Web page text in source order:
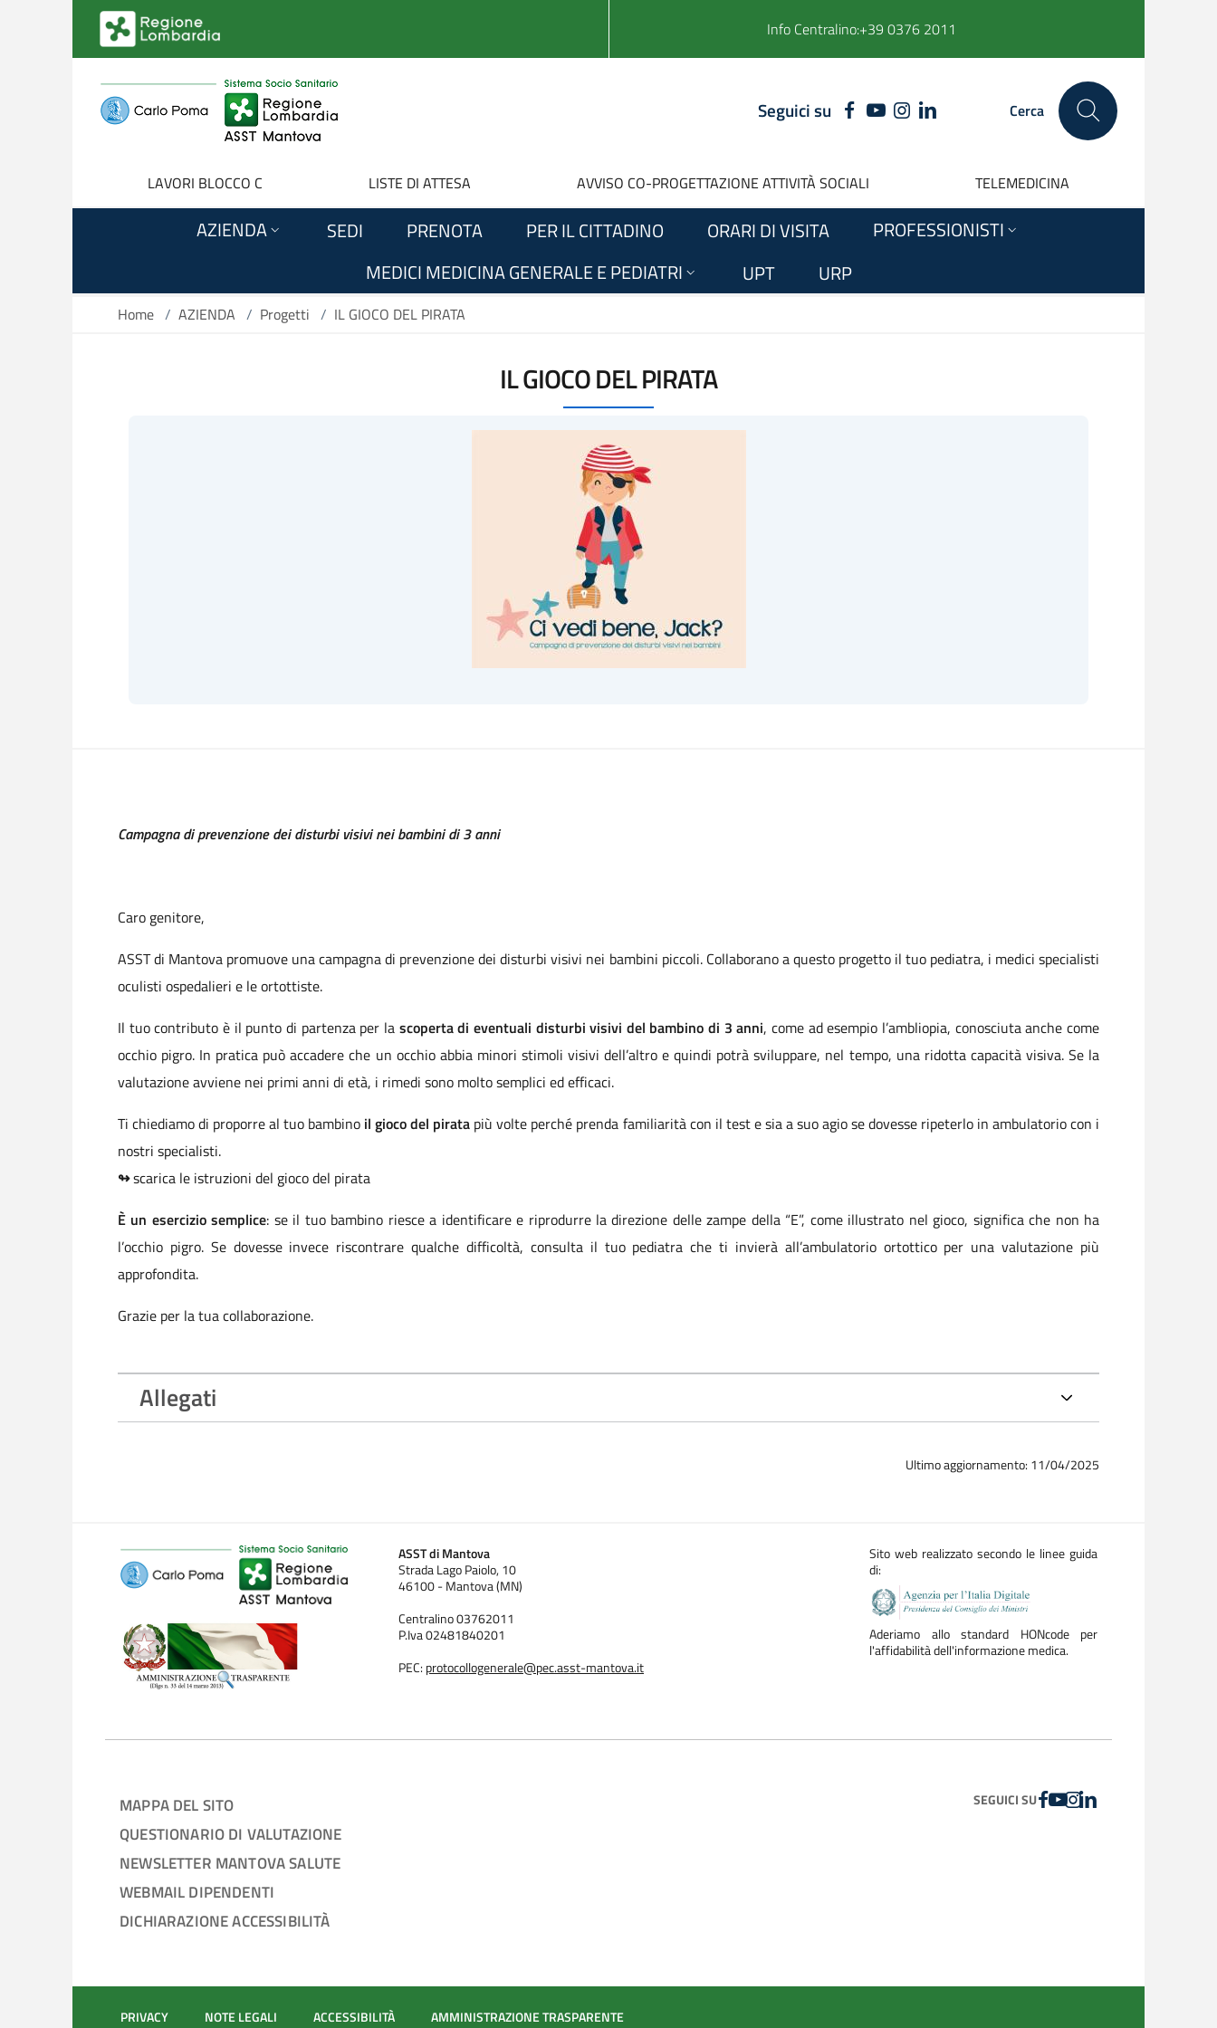
Salta al contenuto principale
Info Centralino:+39 0376 2011
Seguici suFACEBOOK
YOUTUBE
INSTAGRAM
LINKEDIN Cerca
LAVORI BLOCCO C LISTE DI ATTESA AVVISO CO-PROGETTAZIONE ATTIVITÀ SOCIALI TELEMEDICINA
AZIENDA SEDI PRENOTA PER IL CITTADINO ORARI DI VISITA
PROFESSIONISTI
MEDICI MEDICINA GENERALE E PEDIATRI
UPT URP
Home / AZIENDA / Progetti / IL GIOCO DEL PIRATA
IL GIOCO DEL PIRATA
Campagna di prevenzione dei disturbi visivi nei bambini di 3 anni
Caro genitore,
ASST di Mantova promuove una campagna di prevenzione dei disturbi visivi nei bambini piccoli. Collaborano a questo progetto il tuo pediatra, i medici specialisti
oculisti ospedalieri e le ortottiste.
Il tuo contributo è il punto di partenza per la scoperta di eventuali disturbi visivi del bambino di 3 anni, come ad esempio l’ambliopia, conosciuta anche come
occhio pigro. In pratica può accadere che un occhio abbia minori stimoli visivi dell’altro e quindi potrà sviluppare, nel tempo, una ridotta capacità visiva. Se la
valutazione avviene nei primi anni di età, i rimedi sono molto semplici ed efficaci.
Ti chiediamo di proporre al tuo bambino il gioco del pirata più volte perché prenda familiarità con il test e sia a suo agio se dovesse ripeterlo in ambulatorio con i
nostri specialisti.
↬scarica le istruzioni del gioco del pirata
È un esercizio semplice: se il tuo bambino riesce a identificare e riprodurre la direzione delle zampe della “E”, come illustrato nel gioco, significa che non ha
l’occhio pigro. Se dovesse invece riscontrare qualche difficoltà, consulta il tuo pediatra che ti invierà all’ambulatorio ortottico per una valutazione più
approfondita.
Grazie per la tua collaborazione.
Allegati
Ultimo aggiornamento: 11/04/2025
ASST di Mantova
Strada Lago Paiolo, 10
46100 - Mantova (MN)
Centralino 03762011
P.Iva 02481840201
PEC: protocollogenerale@pec.asst-mantova.it
Sito web realizzato secondo le linee guida
di:
Aderiamo allo standard HONcode per
l'affidabilità dell'informazione medica.
MAPPA DEL SITO
QUESTIONARIO DI VALUTAZIONE
NEWSLETTER MANTOVA SALUTE
WEBMAIL DIPENDENTI
DICHIARAZIONE ACCESSIBILITÀ
SEGUICI SUFACEBOOK
YOUTUBE
INSTAGRAM
LINKEDIN
PRIVACY NOTE LEGALI ACCESSIBILITÀ AMMINISTRAZIONE TRASPARENTE